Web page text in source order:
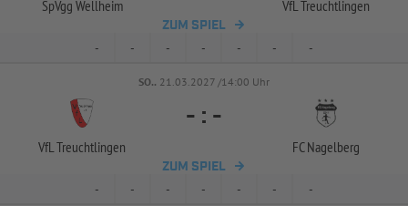
SpVgg Wellheim VfL Treuchtlingen
ZUM SPIEL
- - - - - - -
SO.. 21.03.2027 /14:00 Uhr
VfL Treuchtlingen
- : -
FC Nagelberg
ZUM SPIEL
- - - - - - -